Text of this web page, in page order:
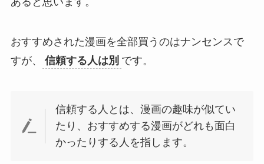
おすすめされた漫画を全部買うのはナンセンスで
すが、
信頼する人は別 です。
信頼する人とは、漫画の趣味が似てい
たり、おすすめする漫画がどれも面白
かったりする人を指します。